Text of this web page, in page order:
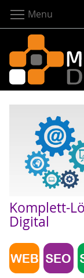
Menu
Komplett-
Digital